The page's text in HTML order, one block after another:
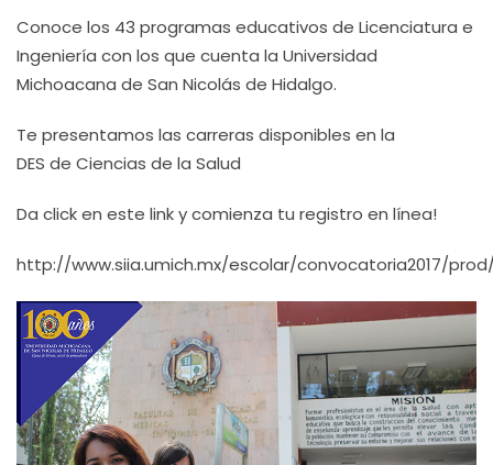
Conoce los 43 programas educativos de Licenciatura e
Ingeniería con los que cuenta la Universidad
Michoacana de San Nicolás de Hidalgo.
Te presentamos las carreras disponibles en la
DES de Ciencias de la Salud
Da click en este link y comienza tu registro en línea!
http://www.siia.umich.mx/escolar/convocatoria2017/